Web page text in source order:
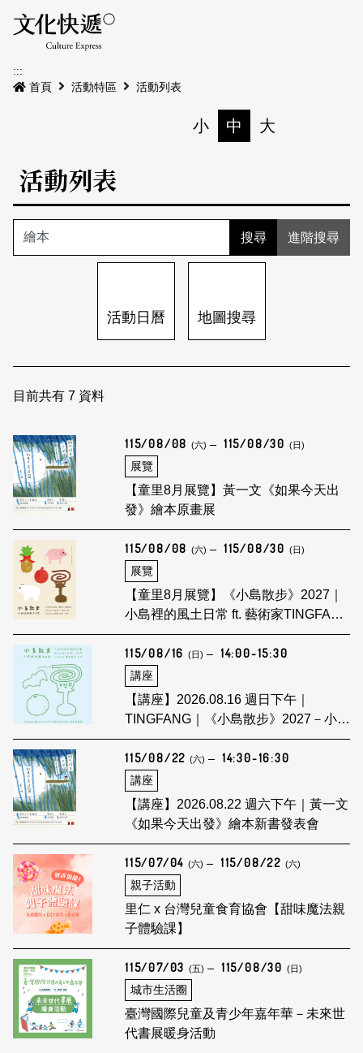
最新公告
本期專題
歷史專題
活動特區
活動列表
關於我們
訂閱文化快遞
聯絡我們
:::
首頁
活動特區 活動列表
小 中 大
活動列表
進階搜尋
活動日曆 地圖搜尋
目前共有 7 資料
115/08/08 (六) 115/08/30 (日)
展覽
【童里8月展覽】黃一文《如果今天出
發》繪本原畫展
115/08/08 (六) 115/08/30 (日)
展覽
【童里8月展覽】《小島散步》2027｜
小島裡的風土日常 ft. 藝術家TINGFANG
創作展
115/08/16 (日) 14:00-15:30
講座
【講座】2026.08.16 週日下午｜
TINGFANG｜《小島散步》2027－小島
裡的風土日常創作分享會
115/08/22 (六) 14:30-16:30
講座
【講座】2026.08.22 週六下午｜黃一文
《如果今天出發》繪本新書發表會
115/07/04 (六) 115/08/22 (六)
親子活動
里仁 x 台灣兒童食育協會【甜味魔法親
子體驗課】
115/07/03 (五) 115/08/30 (日)
城市生活圈
臺灣國際兒童及青少年嘉年華－未來世
代書展暖身活動